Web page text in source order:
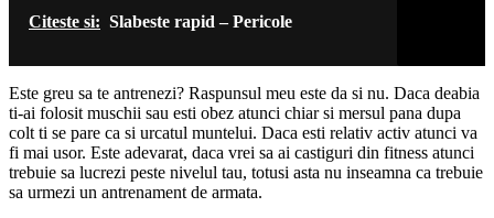
Citeste si: Slabeste rapid – Pericole
Este greu sa te antrenezi? Raspunsul meu este da si nu. Daca deabia
ti-ai folosit muschii sau esti obez atunci chiar si mersul pana dupa
colt ti se pare ca si urcatul muntelui. Daca esti relativ activ atunci va
fi mai usor. Este adevarat, daca vrei sa ai castiguri din fitness atunci
trebuie sa lucrezi peste nivelul tau, totusi asta nu inseamna ca trebuie
sa urmezi un antrenament de armata.